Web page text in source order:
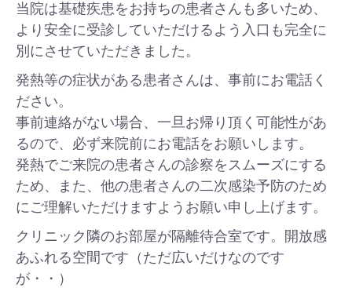
当院は基礎疾患をお持ちの患者さんも多いため、
より安全に受診していただけるよう入口も完全に
別にさせていただきました。
発熱等の症状がある患者さんは、事前にお電話く
ださい。
事前連絡がない場合、一旦お帰り頂く可能性があ
るので、必ず来院前にお電話をお願いします。
発熱でご来院の患者さんの診察をスムーズにする
ため、また、他の患者さんの二次感染予防のため
にご理解いただけますようお願い申し上げます。
クリニック隣のお部屋が隔離待合室です。開放感
あふれる空間です（ただ広いだけなのです
が・・）